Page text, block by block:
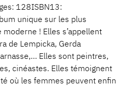
128ISBN13:
unique sur les plus
moderne ! Elles s’appellent
de Lempicka, Gerda
Elles sont peintres,
cinéastes. Elles témoignent
où les femmes peuvent enfin